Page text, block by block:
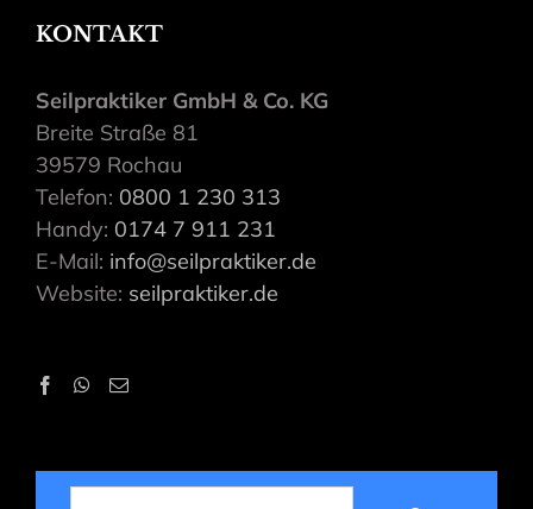
KONTAKT
Seilpraktiker GmbH & Co. KG
Breite Straße 81
39579 Rochau
Telefon: 0800 1 230 313
Handy: 0174 7 911 231
E-Mail: info@seilpraktiker.de
Website: seilpraktiker.de
SUCHEN